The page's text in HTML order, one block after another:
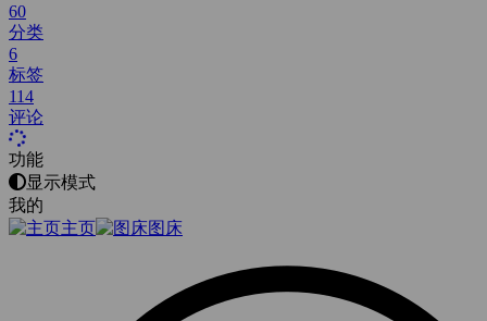
60
分类
6
标签
114
评论
功能
显示模式
我的
主页
图床